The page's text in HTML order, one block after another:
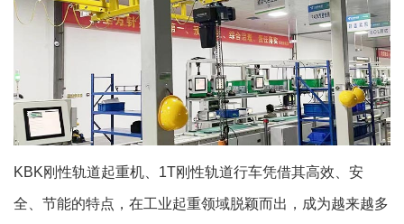
KBK刚性轨道起重机、1T刚性轨道行车凭借其高效、安
全、节能的特点，在工业起重领域脱颖而出，成为越来越多